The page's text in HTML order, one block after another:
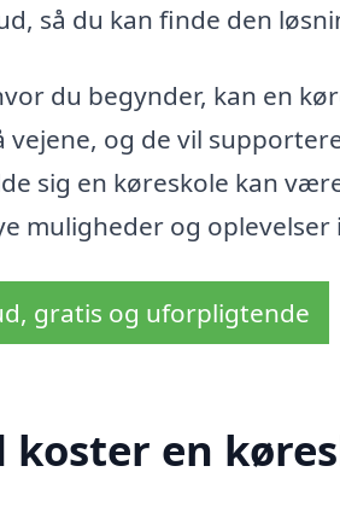
så du kan finde den
du begynder, kan en
vejene, og de vil
sig en køreskole kan
muligheder og oplevelser
gratis og uforpligtende
koster en